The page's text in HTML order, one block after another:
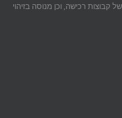
קבוצות רכישה, וכן מנוסה בזיהוי